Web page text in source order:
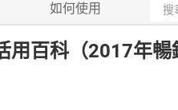
如何使用
用百科（2017年